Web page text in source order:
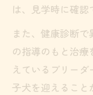
は、見学時に確認
また、健康診断
の指導のもと治
えているブリー
子犬を迎えること